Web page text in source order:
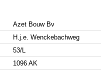
Azet Bouw Bv
H.j.e. Wenckebachweg
53/L
1096 AK